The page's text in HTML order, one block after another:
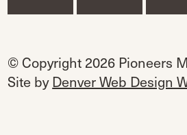
© Copyright 2026 Pioneers
Site by Denver Web Design